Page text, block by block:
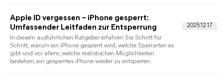
iPad Zugangscode vergessen: Lösungen zum
Entsperren
Machen Sie sich keine Sorgen, wenn Sie Ihren iPad
Zugangscode vergessen. Es gibt mehrere Möglichkeiten, ein